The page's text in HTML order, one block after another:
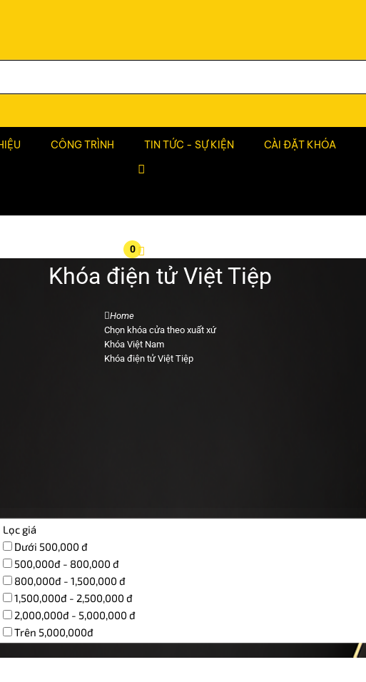
CÔNG TRÌNH TIN TỨC - SỰ KIỆN CÀI ĐẶT KHÓA
0
Khóa điện tử Việt Tiệp
Home
Chọn khóa cửa theo xuất xứ
Khóa Việt Nam
Khóa điện tử Việt Tiệp
Lọc giá
Dưới 500,000 đ
500,000đ - 800,000 đ
800,000đ - 1,500,000 đ
1,500,000đ - 2,500,000 đ
2,000,000đ - 5,000,000 đ
Trên 5,000,000đ